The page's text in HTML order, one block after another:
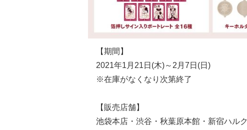
【期間】
2021年1月21日(木)～2月7日(日)
※在庫がなくなり次第終了
【販売店舗】
池袋本店・渋谷・秋葉原本館・新宿ハルク